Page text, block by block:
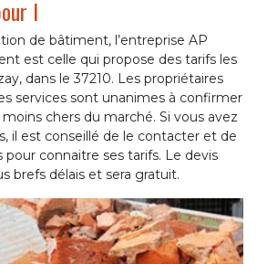
l
de bâtiment, l’entreprise AP
est celle qui propose des tarifs les
dans le 37210. Les propriétaires
services sont unanimes à confirmer
chers du marché. Si vous avez
il est conseillé de le contacter et de
connaitre ses tarifs. Le devis
brefs délais et sera gratuit.